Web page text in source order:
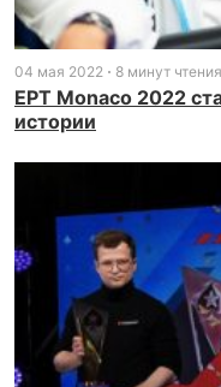
04 мая 2022 8 минут чтения
EPT Monaco 2022
истории